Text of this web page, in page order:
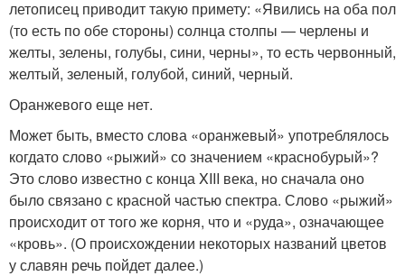
летописец приводит такую примету: «Явились на оба пол
(то есть по обе стороны) солнца столпы — черлены и
желты, зелены, голубы, сини, черны», то есть червонный,
желтый, зеленый, голубой, синий, черный.
Оранжевого еще нет.
Может быть, вместо слова «оранжевый» употреблялось
когда­то слово «рыжий» со значением «красно­бурый»?
Это слово известно с конца XIII века, но сначала оно
было связано с красной частью спектра. Слово «рыжий»
происходит от того же корня, что и «руда», означающее
«кровь». (О происхождении некоторых названий цветов
у славян речь пойдет далее.)